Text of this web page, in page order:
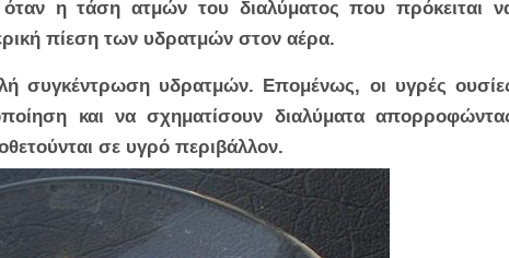
η τάση ατμών του διαλύματος που πρόκειται
πίεση των υδρατμών στον αέρα.
συγκέντρωση υδρατμών. Επομένως, οι υγρές
και να σχηματίσουν διαλύματα
σε υγρό περιβάλλον.